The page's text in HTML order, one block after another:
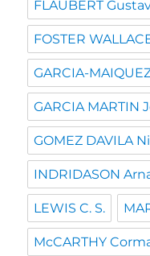
FLAUBERT
FOSTER
GARCIA-
GARCIA MARTIN
GOMEZ DAVILA
INDRIDASON
LEWIS C. S.
McCARTHY